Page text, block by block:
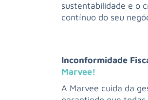
sustentabilidade e o
contínuo do seu
Inconformidade
Marvee!
A Marvee cuida da